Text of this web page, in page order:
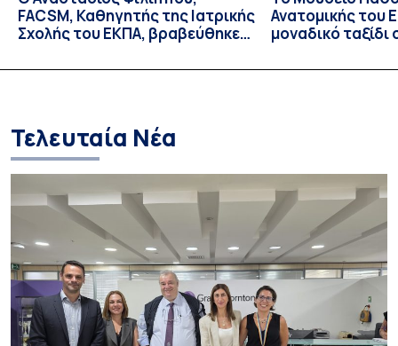
FACSM, Καθηγητής της Ιατρικής
Σχολής του ΕΚΠΑ, βραβεύθηκε
Global Leadership Award 2026
Ανατομικής του
μοναδικό ταξίδι
Τελευταία Νέα